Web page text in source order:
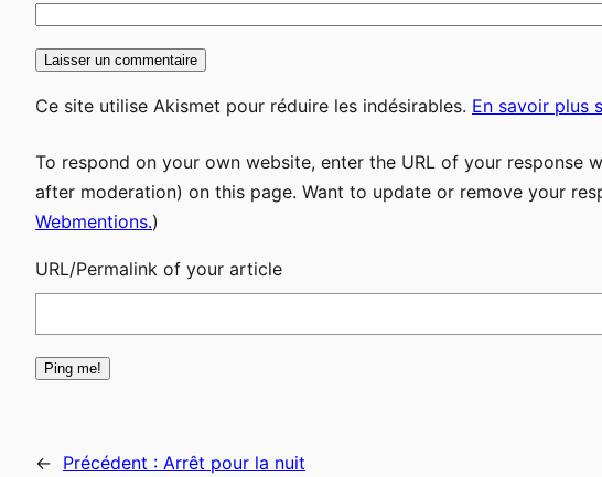
Ce site utilise Akismet pour réduire les indésirables. En savoir plus
To respond on your own website, enter the URL of your response
after moderation) on this page. Want to update or remove your
Webmentions.)
URL/Permalink of your article
← Précédent : Arrêt pour la nuit